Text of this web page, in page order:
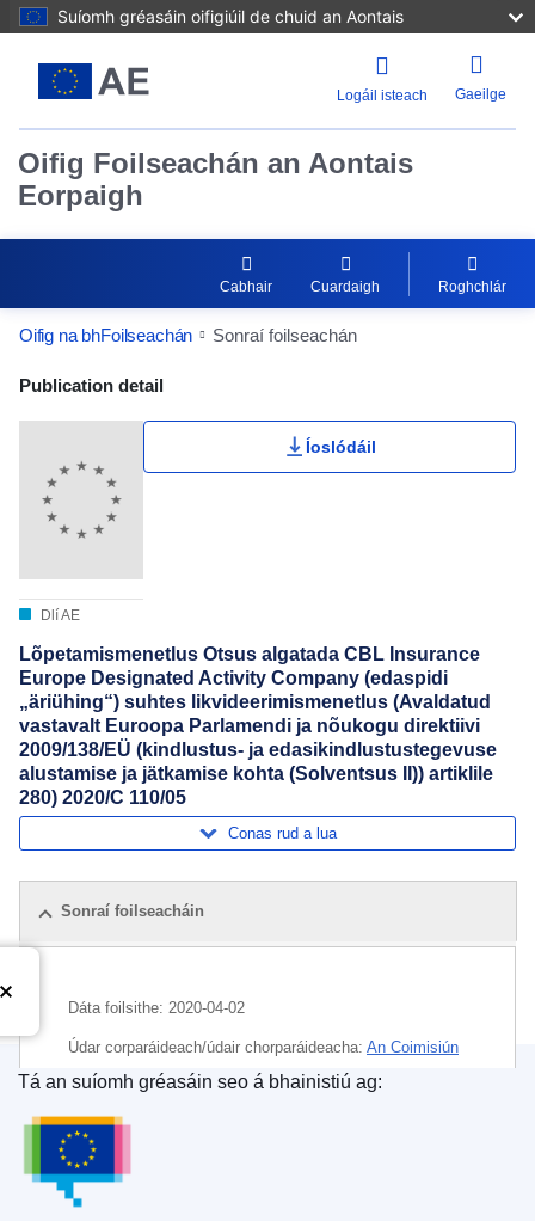
Suíomh gréasáin oifigiúil de chuid an Aontais
Logáil isteach Gaeilge
Oifig Foilseachán an Aontais
Eorpaigh
Cabhair Cuardaigh Roghchlár
Oifig na bhFoilseachán Sonraí foilseachán
Publication Detail Actions Portlet
Publication detail
Dlí AE
Íoslódáil
Lõpetamismenetlus Otsus algatada CBL Insurance
Europe Designated Activity Company (edaspidi
„äriühing“) suhtes likvideerimismenetlus (Avaldatud
vastavalt Euroopa Parlamendi ja nõukogu direktiivi
2009/138/EÜ (kindlustus- ja edasikindlustustegevuse
alustamise ja jätkamise kohta (Solventsus II)) artiklile
280) 2020/C 110/05
Conas rud a lua
Sonraí foilseacháin
Dáta foilsithe: 2020-04-02
Údar corparáideach/údair chorparáideacha: An Coimisiún
Eorpach , Ard-Stiúrthóireacht um Chobhsaíocht
Caipitil
Ábhar:cuideachta árachais
Oifig Foilseachán an Aontais Eorpaigh
Tá an suíomh gréasáin seo á bhainistiú ag: